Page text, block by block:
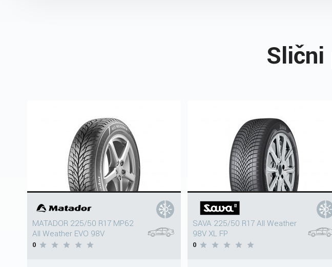
Slični
MATADOR 225/50 R17 MP62
All Weather EVO 98V
0
SAVA 225/50 R17 All Weather
98V XL FP
0